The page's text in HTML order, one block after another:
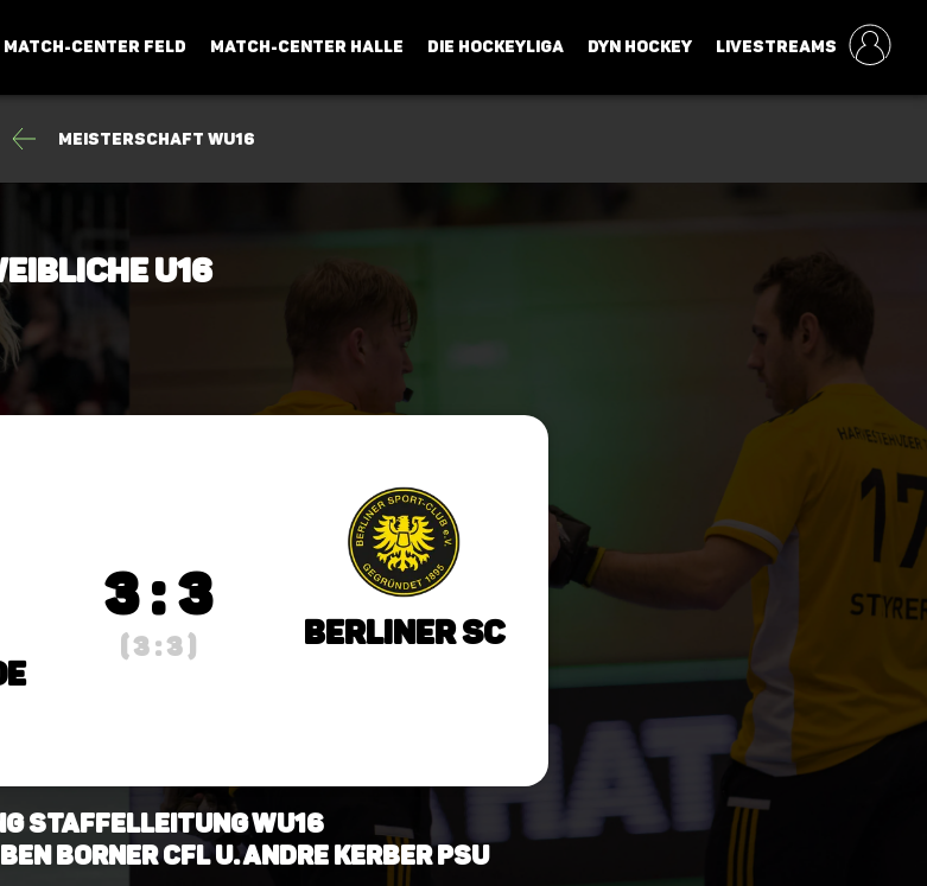
MATCH-CENTER FELD MATCH-CENTER HALLE DIE HOCKEYLIGA DYN HOCKEY LIVESTREAMS
Meisterschaft wU16
U16
3 : 3
( 3 : 3 ) Berliner SC
Staffelleitung wU16
Borner CfL u. Andre Kerber PSU